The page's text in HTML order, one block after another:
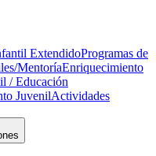
ExtendidoProgramas de
MentoríaEnriquecimiento
/ Educación
JuvenilActividades